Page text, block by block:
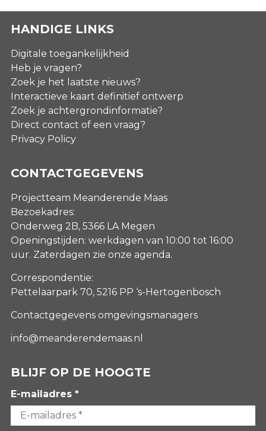
HANDIGE LINKS
Digitale toegankelijkheid
Heb je vragen?
Zoek je het laatste nieuws?
Interactieve kaart definitief ontwerp
Zoek je achtergrondinformatie?
Direct contact of een vraag?
Privacy Policy
CONTACTGEGEVENS
Projectteam Meanderende Maas
Bezoekadres:
Onderweg 2B, 5366 LA Megen
Openingstijden: werkdagen van 10:00 tot 16:00
uur. Zaterdagen zie onze agenda.
Correspondentie:
Pettelaarpark 70, 5216 PP ‘s-Hertogenbosch
Contactgegevens omgevingsmanagers
info@meanderendemaas.nl
BLIJF OP DE HOOGTE
E-mailadres *